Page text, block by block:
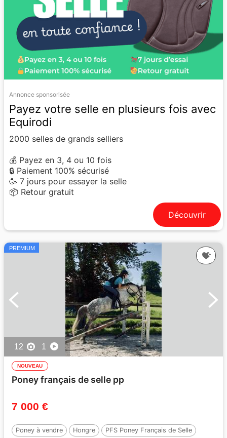
Annonce sponsorisée
Payez votre selle en plusieurs fois avec
Equirodi
2000 selles de grands selliers
💰 Payez en 3, 4 ou 10 fois
🔒 Paiement 100% sécurisé
🥳 7 jours pour essayer la selle
📦 Retour gratuit
Découvrir
PREMIUM
12 1
NOUVEAU
Poney français de selle pp
7 000 €
Poney à vendre Hongre PFS Poney Français de Selle